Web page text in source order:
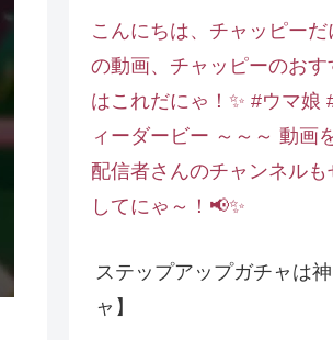
こんにちは、チャッピーだ
の動画、チャッピーのおす
はこれだにゃ！✨ #ウマ娘
ィーダービー ～～～ 動画
配信者さんのチャンネルも
してにゃ～！📢✨
ステップアップガチャは
ャ】